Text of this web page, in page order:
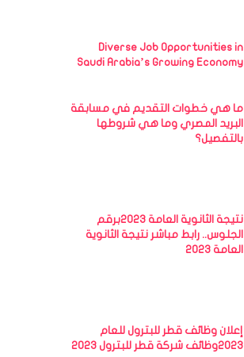
Diverse Job Opportunities in
Saudi Arabia’s Growing Economy
ما هي خطوات التقديم في مسابقة
البريد المصري وما هي شروطها
بالتفصيل؟
نتيجة الثانوية العامة 2023برقم
الجلوس.. رابط مباشر نتيجة الثانوية
العامة 2023
إعلان وظائف قطر للبترول للعام
2023وظائف شركة قطر للبترول 2023